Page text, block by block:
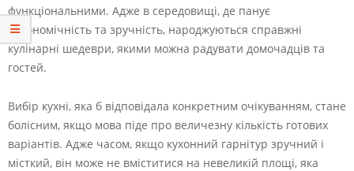
функціональними. Адже в середовищі, де панує
ергономічність та зручність, народжуються справжні
кулінарні шедеври, якими можна радувати домочадців та
гостей.
Вибір кухні, яка б відповідала конкретним очікуванням, стане
болісним, якщо мова піде про величезну кількість готових
варіантів. Адже часом, якщо кухонний гарнітур зручний і
місткий, він може не вміститися на невеликій площі, яка